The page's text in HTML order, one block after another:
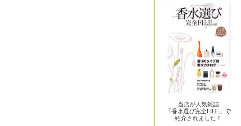
当店が人気雑誌
「香水選び完全FILE」で
紹介されました！